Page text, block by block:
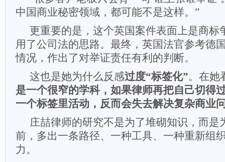
中国商业秘密领域，都可能不是这样。”
更重要的是，这个英国案件表面上是商标
用了公司法的思路。最终，英国法官参考德
情况，作出了对举证责任有利的判断。
这也是她为什么反感过度“标签化”。在她
是一个很窄的学科，如果律师再把自己切得
一个标签里活动，反而会失去解决复杂商业
庄喆律师的研究不是为了堆砌知识，而是
前，多出一条路径、一种工具、一种重新组
力。